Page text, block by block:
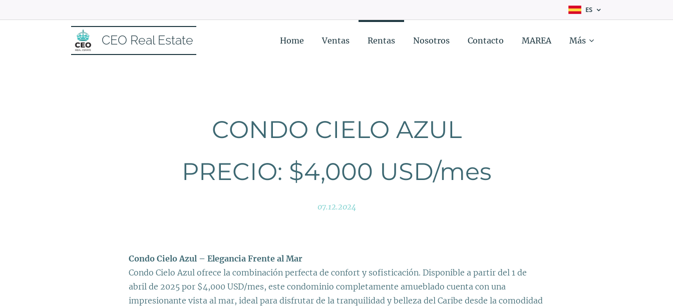
ES
CEO Real Estate Home Ventas Rentas Nosotros Contacto MAREA Más
CONDO CIELO AZUL
PRECIO: $4,000 USD/mes
07.12.2024
Condo Cielo Azul – Elegancia Frente al Mar
Condo Cielo Azul ofrece la combinación perfecta de confort y sofisticación. Disponible a partir del 1 de
abril de 2025 por $4,000 USD/mes, este condominio completamente amueblado cuenta con una
impresionante vista al mar, ideal para disfrutar de la tranquilidad y belleza del Caribe desde la comodidad